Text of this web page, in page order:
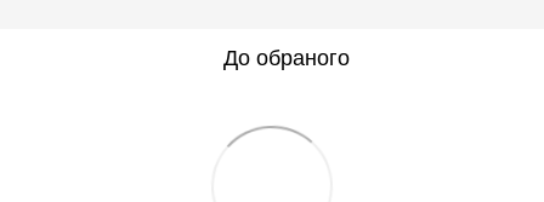
До обраного